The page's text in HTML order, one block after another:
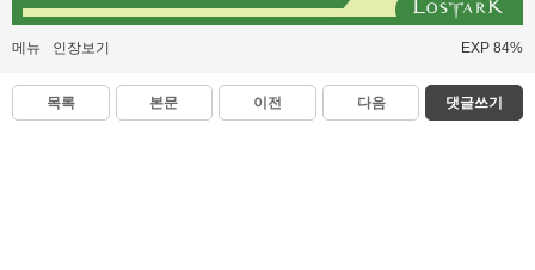
메뉴 인장보기 EXP 84%
목록 본문 이전 다음 댓글쓰기